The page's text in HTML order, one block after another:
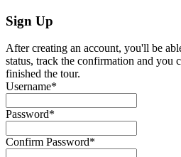
Sign Up
After creating an account, you'll be
status, track the confirmation and you
finished the tour.
Username*
Password*
Confirm Password*